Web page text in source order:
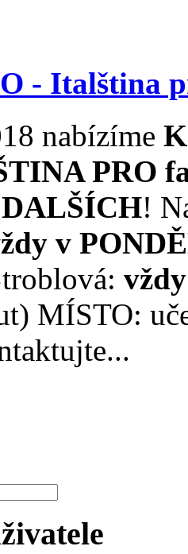
- Italština
nabízíme
PRO
!
v
MÍSTO: